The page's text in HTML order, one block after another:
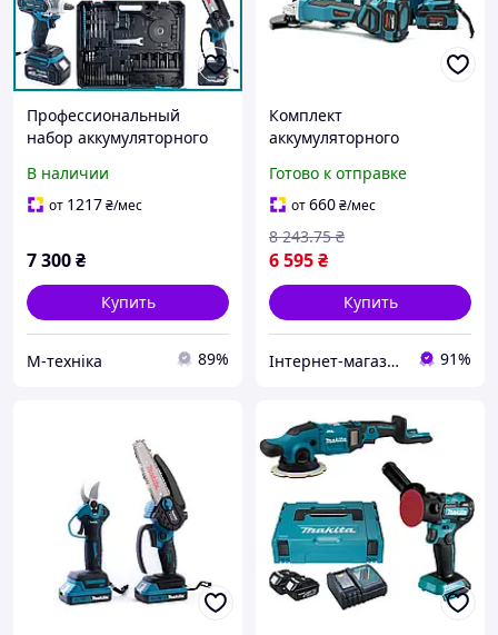
Профессиональный
набор аккумуляторного
48V (шуруповерт,
перфоратор, болгарка,
АКБ
В наличии
от 1217₴/мес
7 300₴
Купить
М-техніка 89%
Комплект
аккумуляторного
506 и DTW 488 с 2 акб 48V
6.0Ah зарядным
устройством и кейсом
Готово к отправке
от660₴/мес
6 595₴
8 243.75 ₴
Купить
Інтернет-магазин Clothes-Mall 91%